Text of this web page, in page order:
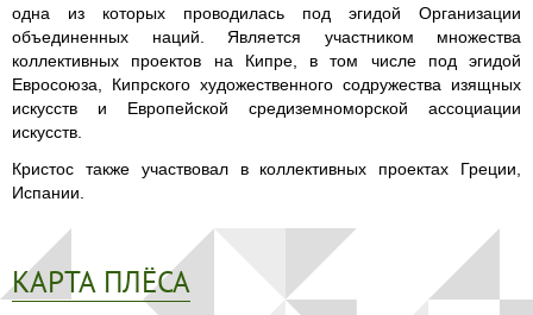
одна из которых проводилась под эгидой Организации
объединенных наций. Является участником множества
коллективных проектов на Кипре, в том числе под эгидой
Евросоюза, Кипрского художественного содружества изящных
искусств и Европейской средиземноморской ассоциации
искусств.
Кристос также участвовал в коллективных проектах Греции,
Испании.
КАРТА ПЛЁСА